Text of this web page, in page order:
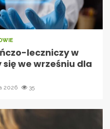
leczniczy w
we wrześniu dla
2026 35